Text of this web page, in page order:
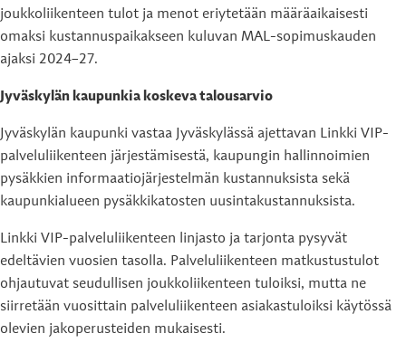
joukkoliikenteen tulot ja menot eriytetään määräaikaisesti
omaksi kustannuspaikakseen kuluvan MAL-sopimuskauden
ajaksi 2024–27.
Jyväskylän kaupunkia koskeva talousarvio
Jyväskylän kaupunki vastaa Jyväskylässä ajettavan Linkki VIP-
palveluliikenteen järjestämisestä, kaupungin hallinnoimien
pysäkkien informaatiojärjestelmän kustannuksista sekä
kaupunkialueen pysäkkikatosten uusintakustannuksista.
Linkki VIP-palveluliikenteen linjasto ja tarjonta pysyvät
edeltävien vuosien tasolla. Palveluliikenteen matkustustulot
ohjautuvat seudullisen joukkoliikenteen tuloiksi, mutta ne
siirretään vuosittain palveluliikenteen asiakastuloiksi käytössä
olevien jakoperusteiden mukaisesti.